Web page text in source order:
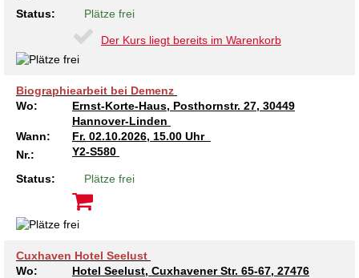
Status: Plätze frei
Der Kurs liegt bereits im Warenkorb
Biographiearbeit bei Demenz
Wo:
Ernst-Korte-Haus, Posthornstr. 27, 30449
Hannover-Linden
Wann:
Fr. 02.10.2026, 15.00 Uhr
Nr.:
Y2-S580
Status: Plätze frei
Cuxhaven Hotel Seelust
Wo:
Hotel Seelust, Cuxhavener Str. 65-67, 27476